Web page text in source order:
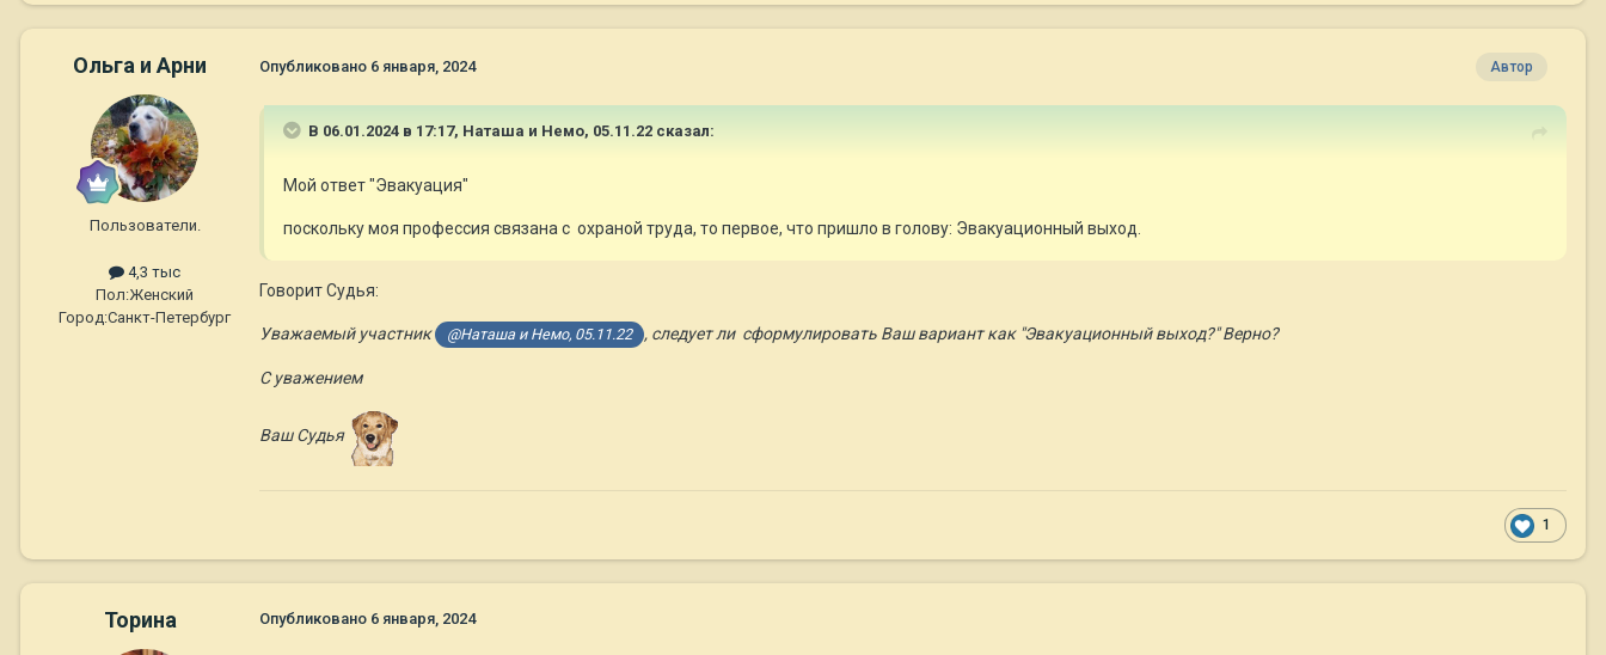
Ольга и Арни
Пользователи.
4,3 тыс
Пол:Женский
Город:Санкт-Петербург
Автор
Опубликовано 6 января, 2024
В 06.01.2024 в 17:17, Наташа и Немо, 05.11.22 сказал:
Мой ответ "Эвакуация"
поскольку моя профессия связана с охраной труда, то первое, что пришло в голову: Эвакуационный выход.
Говорит Судья:
Уважаемый участник @Наташа и Немо, 05.11.22 , следует ли сформулировать Ваш вариант как "Эвакуационный выход?" Верно?
С уважением
Ваш Судья
1
Торина Опубликовано 6 января, 2024